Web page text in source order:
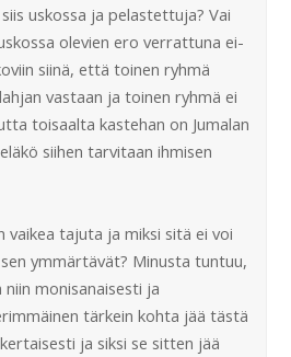
uskossa ja pelastettuja? Vai
olevien ero verrattuna ei-
siinä, että toinen ryhmä
vastaan ja toinen ryhmä ei
toisaalta kastehan on Jumalan
siihen tarvitaan ihmisen
vaikea tajuta ja miksi sitä ei voi
ymmärtävät? Minusta tuntuu,
monisanaisesti ja
tärkein kohta jää tästä
ja siksi se sitten jää